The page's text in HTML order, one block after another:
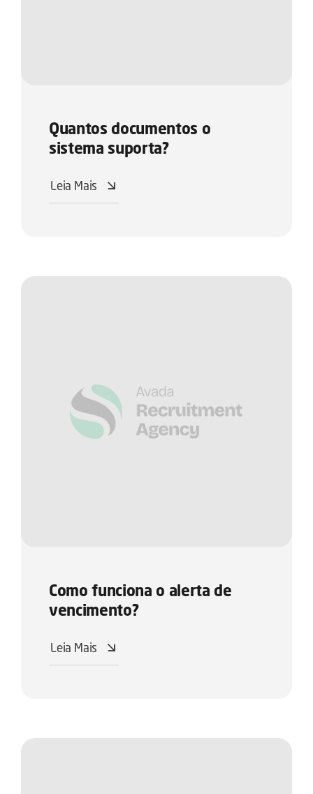
Quantos documentos o
sistema suporta?
Leia Mais
Como funciona o alerta de
vencimento?
Leia Mais